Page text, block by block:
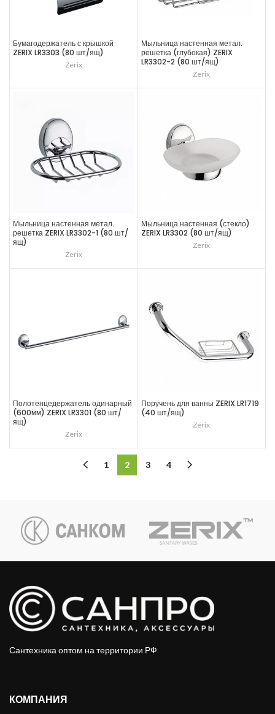
Бумагодержатель с крышкой
ZERIX LR3303 (80 шт/ящ)
Zerix
Мыльница настенная метал.
решетка (глубокая) ZERIX
LR3302-2 (80 шт/ящ)
Zerix
Мыльница настенная метал.
решетка ZERIX LR3302-1 (80 шт/
ящ)
Zerix
Мыльница настенная (стекло)
ZERIX LR3302 (80 шт/ящ)
Zerix
Полотенцедержатель одинарный
(600мм) ZERIX LR3301 (80 шт/
ящ)
Zerix
Поручень для ванны ZERIX LR1719
(40 шт/ящ)
Zerix
1 2 3 4
Сантехника оптом на территории РФ
КОМПАНИЯ